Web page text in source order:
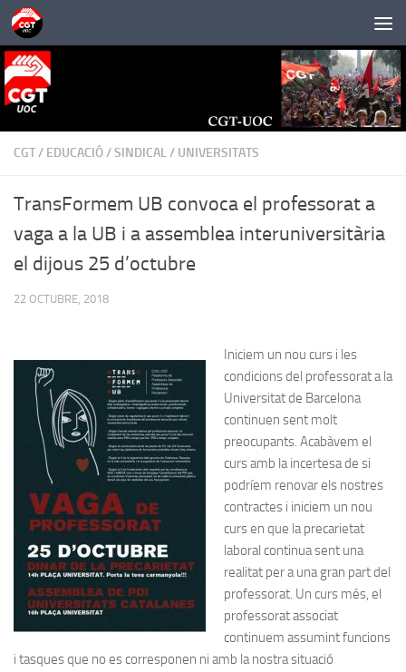
Saltar al contenido
CGT/ EDUCACIÓ/SINDICAL/ UNIVERSITATS
TransFormem UB convoca el professorat a
vaga a la UB i a assemblea interuniversitària
el dijous 25 d’octubre
22 OCTUBRE, 2018
Iniciem un nou curs i les
condicions del professorat a la
Universitat de Barcelona
continuen sent molt
preocupants. Acabàvem el
curs amb la incertesa de si
podríem renovar els nostres
contractes i iniciem un nou
curs en que la precarietat
laboral continua sent una
realitat per a una gran part del
professorat. Un curs més, el
professorat associat
continuem assumint funcions
i tasques que no es corresponen ni amb la nostra situació